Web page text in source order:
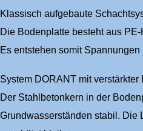
Klassisch aufgebaute
Die Bodenplatte besteht aus
Es entstehen somit
System DORANT mit
Der Stahlbetonkern in der
Grundwasserständen stabil. Die